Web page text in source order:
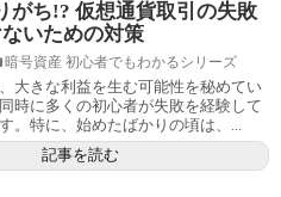
がち!? 仮想通貨取引の失敗
いための対策
暗号資産 初心者でもわかるシリーズ
大きな利益を生む可能性を秘めてい
時に多くの初心者が失敗を経験して
。特に、始めたばかりの頃は、...
記事を読む